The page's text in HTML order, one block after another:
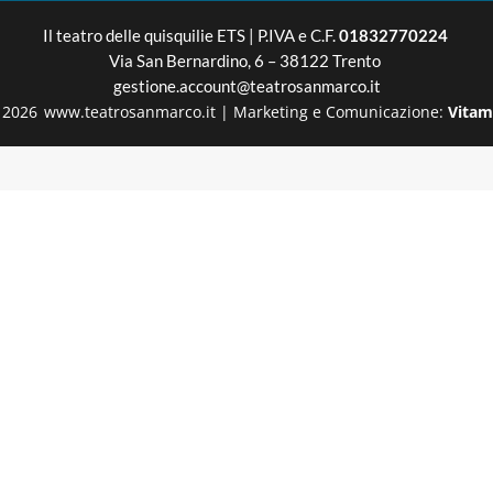
Il teatro delle quisquilieETS | P.IVA e C.F.01832770224
Via San Bernardino, 6 – 38122 Trento
gestione.account@teatrosanmarco.it
2026 www.teatrosanmarco.it | Marketing e Comunicazione: